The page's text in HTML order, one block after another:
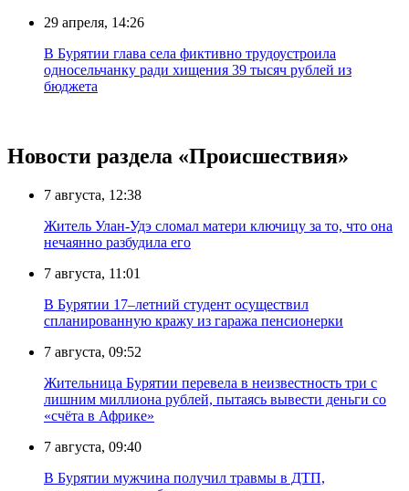
29 апреля, 14:26
В Бурятии глава села фиктивно трудоустроила
односельчанку ради хищения 39 тысяч рублей из
бюджета
Новости раздела «Происшествия»
7 августа, 12:38
Житель Улан-Удэ сломал матери ключицу за то, что она
нечаянно разбудила его
7 августа, 11:01
В Бурятии 17–летний студент осуществил
спланированную кражу из гаража пенсионерки
7 августа, 09:52
Жительница Бурятии перевела в неизвестность три с
лишним миллиона рублей, пытаясь вывести деньги со
«счёта в Африке»
7 августа, 09:40
В Бурятии мужчина получил травмы в ДТП,